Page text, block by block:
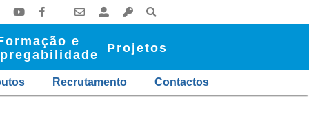
e
Projetos
Recrutamento Contactos